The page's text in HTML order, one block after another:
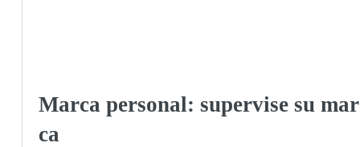
Marca personal: supervise su mar
ca